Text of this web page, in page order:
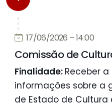
17/06/2026 – 14:00
Comissão de
Finalidade: Receber
informações sobre a
de Estado de Cultura